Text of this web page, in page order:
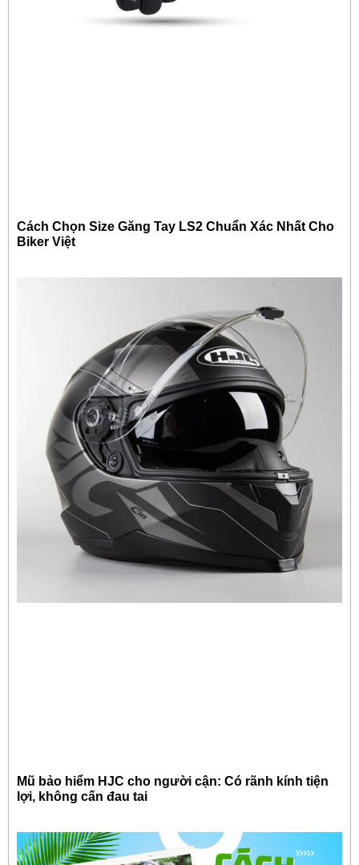
Cách Chọn Size Găng Tay LS2 Chuẩn Xác Nhất Cho
Biker Việt
Mũ bảo hiểm HJC cho người cận: Có rãnh kính tiện
lợi, không cấn đau tai